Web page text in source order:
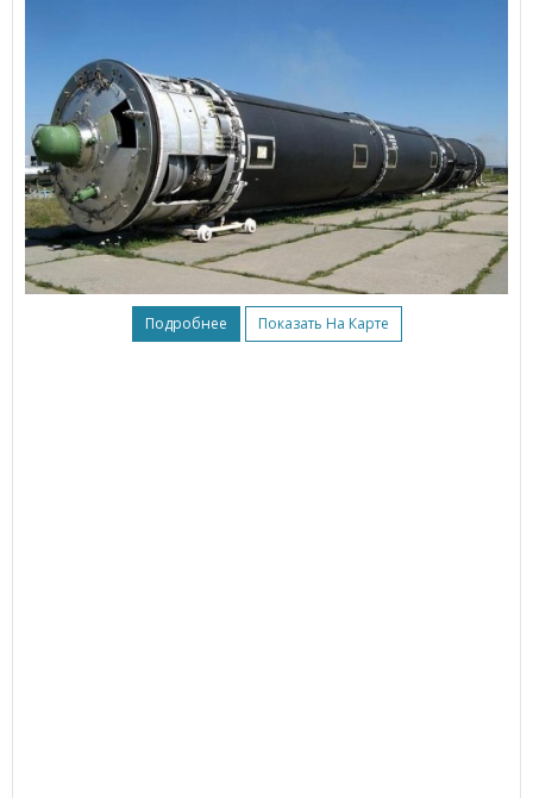
Подробнее Показать На Карте